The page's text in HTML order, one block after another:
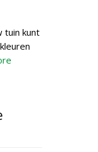
tuin kunt